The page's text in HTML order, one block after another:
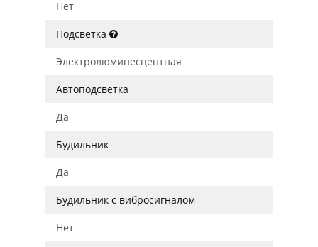
Нет
Подсветка
Электролюминесцентная
Автоподсветка
Да
Будильник
Да
Будильник с вибросигналом
Нет